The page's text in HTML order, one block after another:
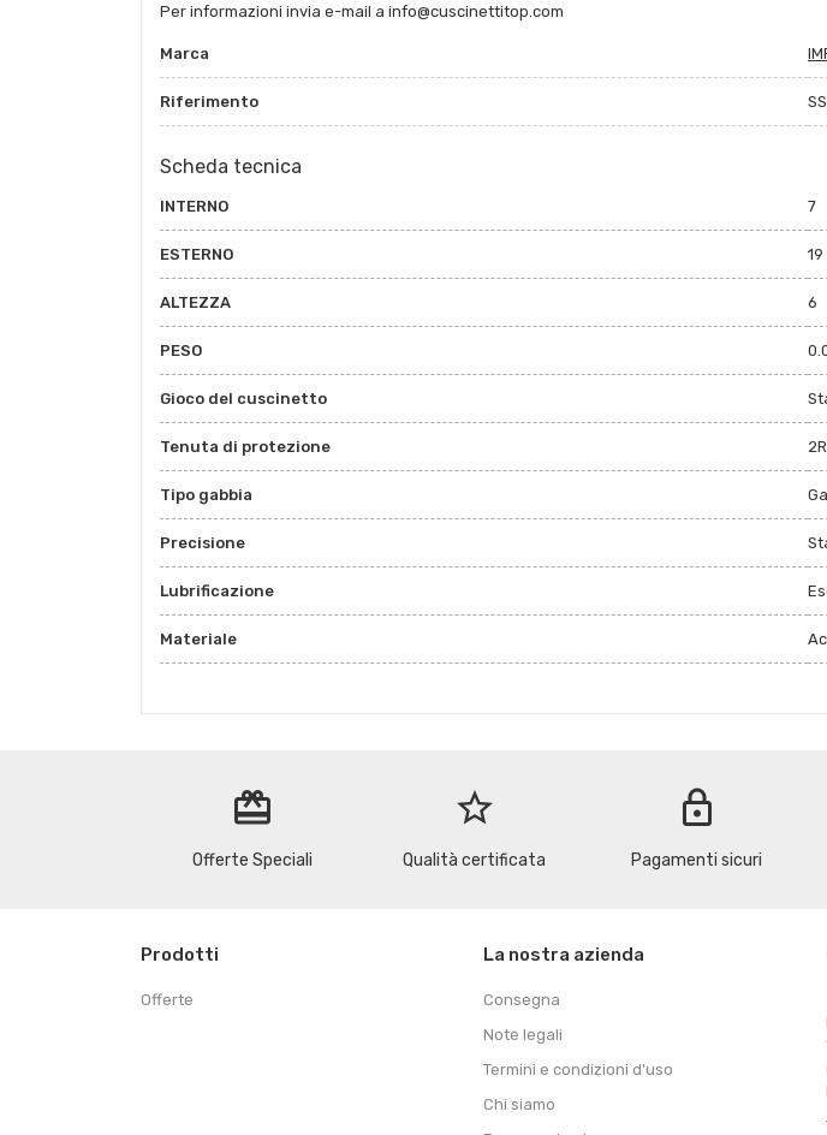
Per informazioni invia e-mail a info@cuscinettitop.com
Marca
Riferimento
Scheda tecnica
INTERNO 7
ESTERNO 19
ALTEZZA 6
PESO
Gioco del cuscinetto
Tenuta di protezione
Tipo gabbia
Precisione
Lubrificazione
Materiale
redeem
Offerte Speciali
star_border
Qualità certificata
lock
Pagamenti sicuri
Prodotti
Offerte
La nostra azienda
Consegna
Note legali
Termini e condizioni d'uso
Chi siamo